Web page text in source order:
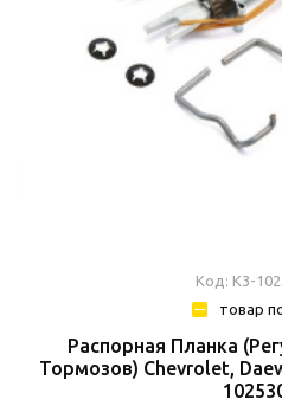
Код: К3-
товар
Распорная Планка
Тормозов) Chevrolet,